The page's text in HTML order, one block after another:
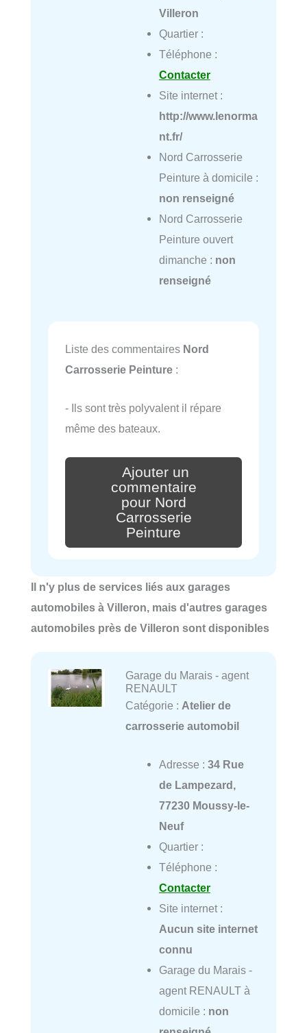
Villeron
Quartier :
Téléphone :
Contacter
Site internet :
http://www.lenorma
nt.fr/
Nord Carrosserie
Peinture à domicile :
non renseigné
Nord Carrosserie
Peinture ouvert
dimanche : non
renseigné
Liste des commentaires Nord
Carrosserie Peinture :
- Ils sont très polyvalent il répare
même des bateaux.
Ajouter un
commentaire
pour Nord
Carrosserie
Peinture
Il n'y plus de services liés aux garages
automobiles à Villeron, mais d'autres garages
automobiles près de Villeron sont disponibles
Garage du Marais - agent
RENAULT
Catégorie : Atelier de
carrosserie automobil
Adresse : 34 Rue
de Lampezard,
77230 Moussy-le-
Neuf
Quartier :
Téléphone :
Contacter
Site internet :
Aucun site internet
connu
Garage du Marais -
agent RENAULT à
domicile : non